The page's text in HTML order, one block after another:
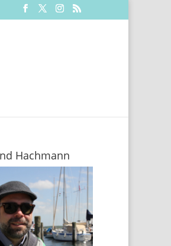
Hachmann